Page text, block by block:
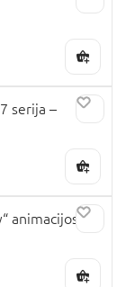
serija –
animacijos